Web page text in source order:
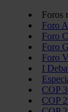
Foros
Foro
Foro
Foro
Foro
I
COP
COP